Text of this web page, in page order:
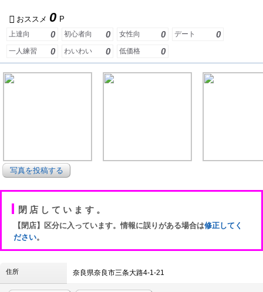
おススメ 0 P
上達向 0 初心者向 0 女性向 0 デート 0
一人練習 0 わいわい 0 低価格 0
写真を投稿する
閉店しています。
【閉店】区分に入っています。情報に誤りがある場合は修正してく
ださい。
住所 奈良県奈良市三条大路4-1-21